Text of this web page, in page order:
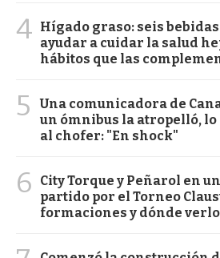
4 Hígado graso: seis
ayudar a cuidar la salud
hábitos que las
5
Una comunicadora de
un ómnibus la atropelló,
al chofer: "En shock"
6
City Torque y Peñarol en
partido por el Torneo
formaciones y dónde